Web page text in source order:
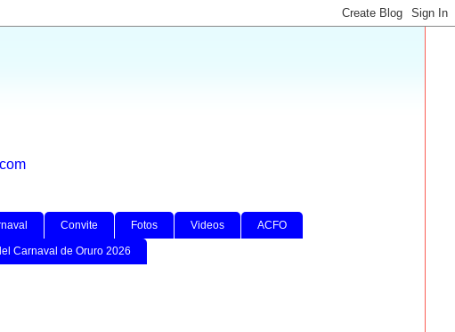
Convite Fotos Videos ACFO
Carnaval de Oruro 2026